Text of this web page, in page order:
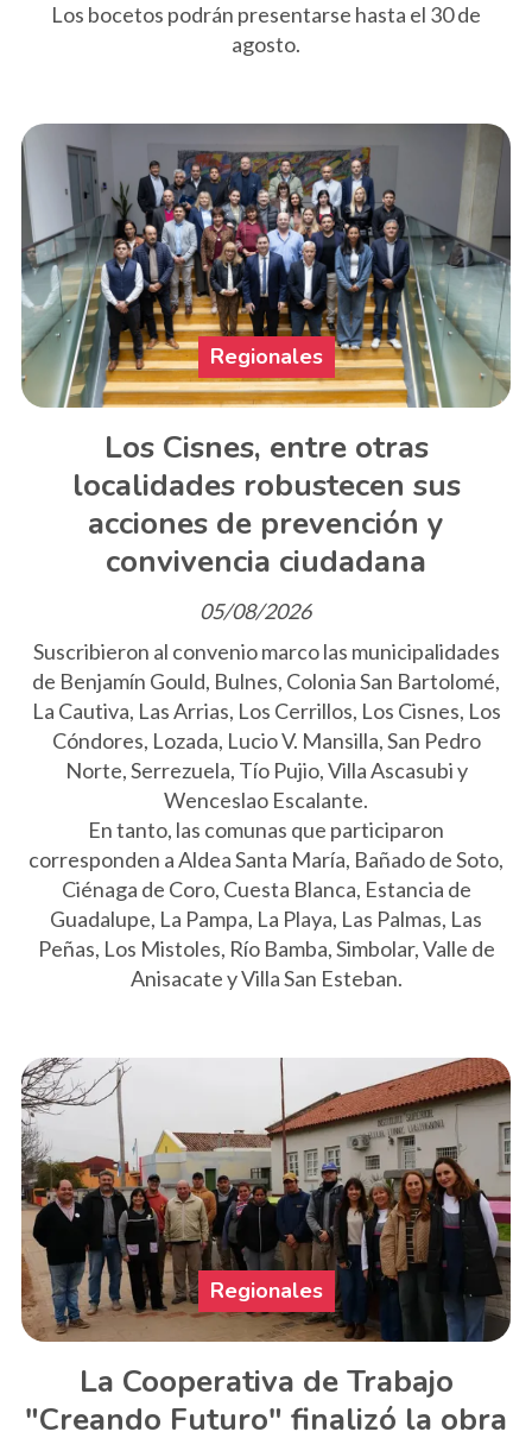
Los bocetos podrán presentarse hasta el 30 de
agosto.
Los Cisnes, entre otras
localidades robustecen sus
acciones de prevención y
convivencia ciudadana
Regionales
05/08/2026
Suscribieron al convenio marco las municipalidades
de Benjamín Gould, Bulnes, Colonia San Bartolomé,
La Cautiva, Las Arrias, Los Cerrillos, Los Cisnes, Los
Cóndores, Lozada, Lucio V. Mansilla, San Pedro
Norte, Serrezuela, Tío Pujio, Villa Ascasubi y
Wenceslao Escalante.
En tanto, las comunas que participaron
corresponden a Aldea Santa María, Bañado de Soto,
Ciénaga de Coro, Cuesta Blanca, Estancia de
Guadalupe, La Pampa, La Playa, Las Palmas, Las
Peñas, Los Mistoles, Río Bamba, Simbolar, Valle de
Anisacate y Villa San Esteban.
La Cooperativa de Trabajo
"Creando Futuro" finalizó la obra
Regionales